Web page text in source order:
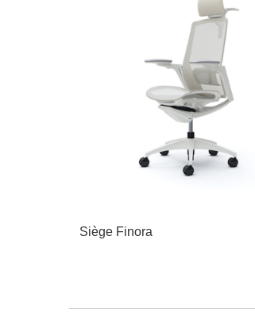
Siège Finora